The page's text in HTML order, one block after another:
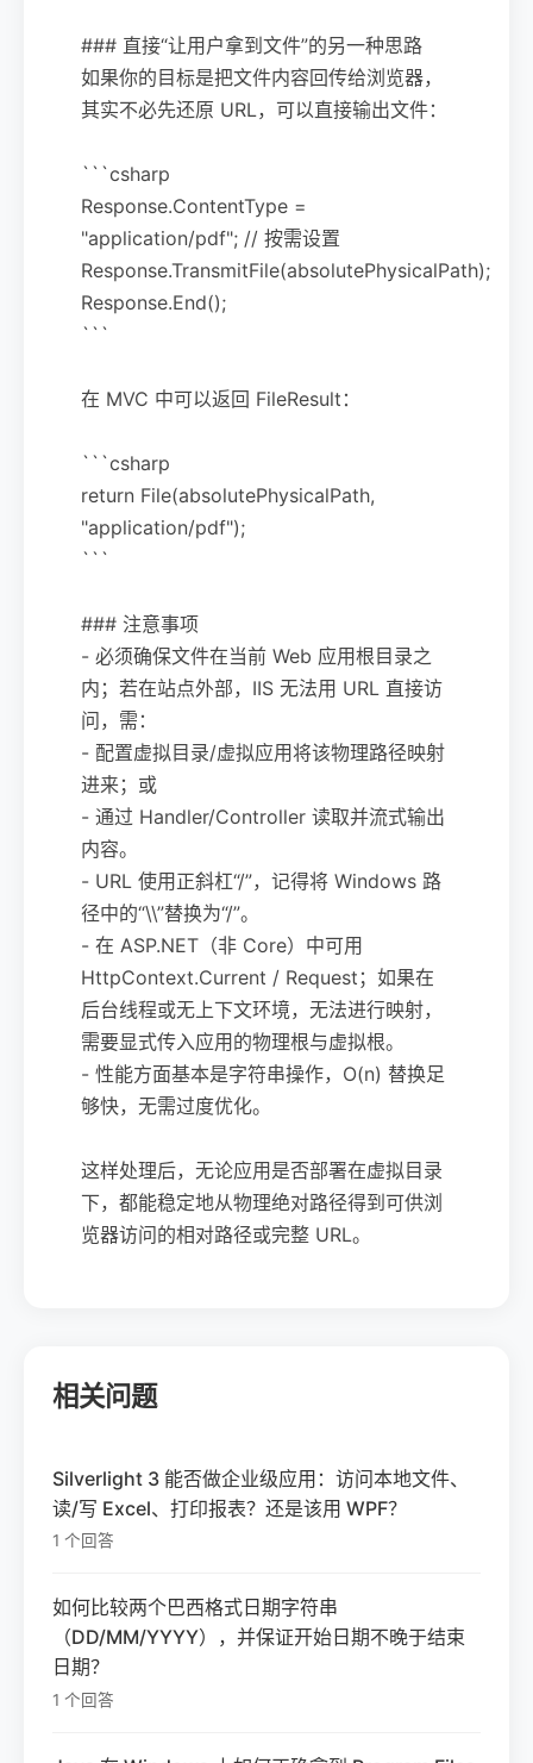
### 直接“让用户拿到文件”的另一种思路
如果你的目标是把文件内容回传给浏览器，
其实不必先还原 URL，可以直接输出文件：
```csharp
Response.ContentType =
"application/pdf"; // 按需设置
Response.TransmitFile(absolutePhysicalPath);
Response.End();
```
在 MVC 中可以返回 FileResult：
```csharp
return File(absolutePhysicalPath,
"application/pdf");
```
### 注意事项
- 必须确保文件在当前 Web 应用根目录之
内；若在站点外部，IIS 无法用 URL 直接访
问，需：
- 配置虚拟目录/虚拟应用将该物理路径映射
进来；或
- 通过 Handler/Controller 读取并流式输出
内容。
- URL 使用正斜杠“/”，记得将 Windows 路
径中的“\\”替换为“/”。
- 在 ASP.NET（非 Core）中可用
HttpContext.Current / Request；如果在
后台线程或无上下文环境，无法进行映射，
需要显式传入应用的物理根与虚拟根。
- 性能方面基本是字符串操作，O(n) 替换足
够快，无需过度优化。
这样处理后，无论应用是否部署在虚拟目录
下，都能稳定地从物理绝对路径得到可供浏
览器访问的相对路径或完整 URL。
相关问题
Silverlight 3 能否做企业级应用：访问本地文件、
读/写 Excel、打印报表？还是该用 WPF？
1 个回答
如何比较两个巴西格式日期字符串
（DD/MM/YYYY），并保证开始日期不晚于结束
日期？
1 个回答